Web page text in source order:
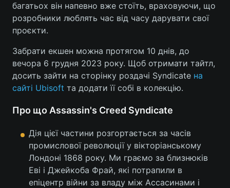
багатьох він напевно вже стоїть, враховуючи, що
розробники люблять час від часу дарувати свої
проєкти.
Забрати екшен можна протягом 10 днів, до
вечора 6 грудня 2023 року. Щоб отримати тайтл,
досить зайти на сторінку роздачі Syndicate на
сайті Ubisoft та додати її собі в колекцію.
Про що Assassin's Creed Syndicate
Дія цієї частини розгортається за часів
промислової революції у вікторіанському
Лондоні 1868 року. Ми граємо за близнюків
Еві і Джейкоба Фрай, які потрапили в
епіцентр війни за владу між Ассасинами і